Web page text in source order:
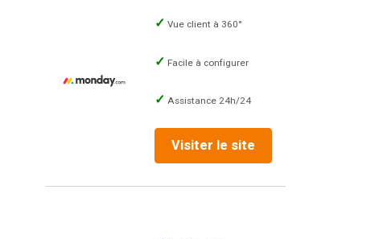
Vue client à 360°
Facile à configurer
Assistance 24h/24
Visiter le site